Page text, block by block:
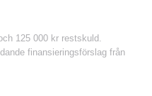
125 000 kr restskuld.
finansieringsförslag från